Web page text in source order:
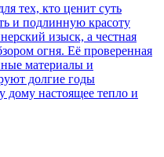
тех, кто ценит суть
и подлинную красоту
изыск, а честная
огня. Её проверенная
материалы и
долгие годы
дому настоящее тепло и